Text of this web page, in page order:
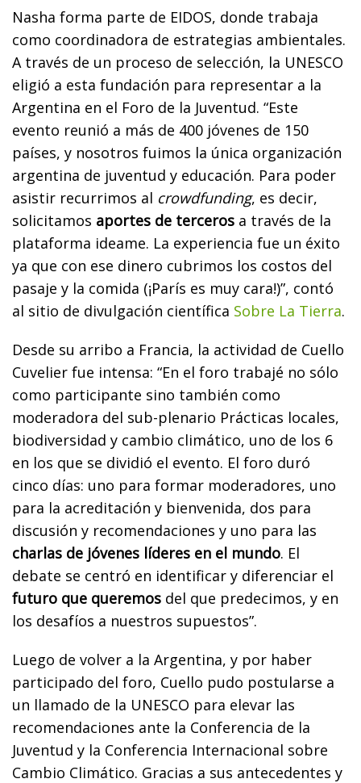
Nasha forma parte de EIDOS, donde trabaja
como coordinadora de estrategias ambientales.
A través de un proceso de selección, la UNESCO
eligió a esta fundación para representar a la
Argentina en el Foro de la Juventud. “Este
evento reunió a más de 400 jóvenes de 150
países, y nosotros fuimos la única organización
argentina de juventud y educación. Para poder
asistir recurrimos al crowdfunding, es decir,
solicitamos aportes de terceros a través de la
plataforma ideame. La experiencia fue un éxito
ya que con ese dinero cubrimos los costos del
pasaje y la comida (¡París es muy cara!)”, contó
al sitio de divulgación científica Sobre La Tierra.
Desde su arribo a Francia, la actividad de Cuello
Cuvelier fue intensa: “En el foro trabajé no sólo
como participante sino también como
moderadora del sub-plenario Prácticas locales,
biodiversidad y cambio climático, uno de los 6
en los que se dividió el evento. El foro duró
cinco días: uno para formar moderadores, uno
para la acreditación y bienvenida, dos para
discusión y recomendaciones y uno para las
charlas de jóvenes líderes en el mundo. El
debate se centró en identificar y diferenciar el
futuro que queremos del que predecimos, y en
los desafíos a nuestros supuestos”.
Luego de volver a la Argentina, y por haber
participado del foro, Cuello pudo postularse a
un llamado de la UNESCO para elevar las
recomendaciones ante la Conferencia de la
Juventud y la Conferencia Internacional sobre
Cambio Climático. Gracias a sus antecedentes y